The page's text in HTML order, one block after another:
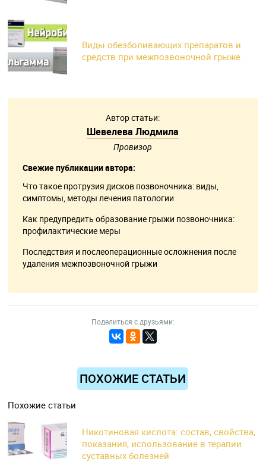
Виды обезболивающих препаратов и
средств при межпозвоночной грыже
Автор статьи:
Шевелева Людмила
Провизор
Свежие публикации автора:
Что такое протрузия дисков позвоночника: виды,
симптомы, методы лечения патологии
Как предупредить образование грыжи позвоночника:
профилактические меры
Последствия и послеоперационные осложнения после
удаления межпозвоночной грыжи
Поделиться с друзьями:
ПОХОЖИЕ СТАТЬИ
Похожие статьи
Никотиновая кислота: состав, свойства,
показания, использование в терапии
суставных болезней